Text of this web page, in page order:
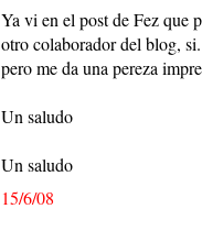
Ya vi en el post de Fez que
otro colaborador del blog,
pero me da una pereza
Un saludo
Un saludo
15/6/08